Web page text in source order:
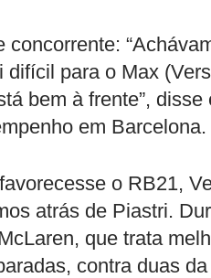
para o Max
bem à frente”, disse
em Barcelona.
o RB21,
atrás de Piastri.
que trata
contra duas